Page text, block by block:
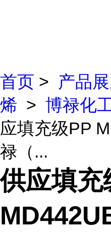
首页 > 产品
烯 > 博禄化
应填充级PP
禄（...
供应填充